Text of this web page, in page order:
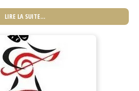
LIRE LA SUITE…